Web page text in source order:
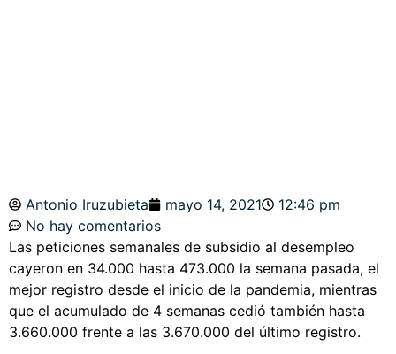
Antonio Iruzubieta mayo 14, 2021
12:46 pm
No hay comentarios
Las peticiones semanales de subsidio al desempleo
cayeron en 34.000 hasta 473.000 la semana pasada, el
mejor registro desde el inicio de la pandemia, mientras
que el acumulado de 4 semanas cedió también hasta
3.660.000 frente a las 3.670.000 del último registro.